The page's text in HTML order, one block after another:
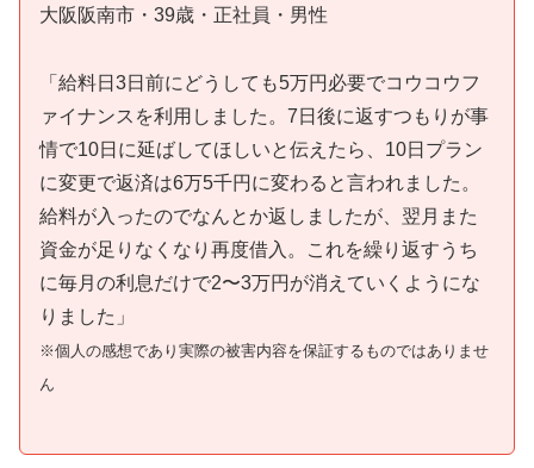
大阪阪南市・39歳・正社員・男性
「給料日3日前にどうしても5万円必要でコウコウフ
ァイナンスを利用しました。7日後に返すつもりが事
情で10日に延ばしてほしいと伝えたら、10日プラン
に変更で返済は6万5千円に変わると言われました。
給料が入ったのでなんとか返しましたが、翌月また
資金が足りなくなり再度借入。これを繰り返すうち
に毎月の利息だけで2〜3万円が消えていくようにな
りました」
※個人の感想であり実際の被害内容を保証するものではありませ
ん